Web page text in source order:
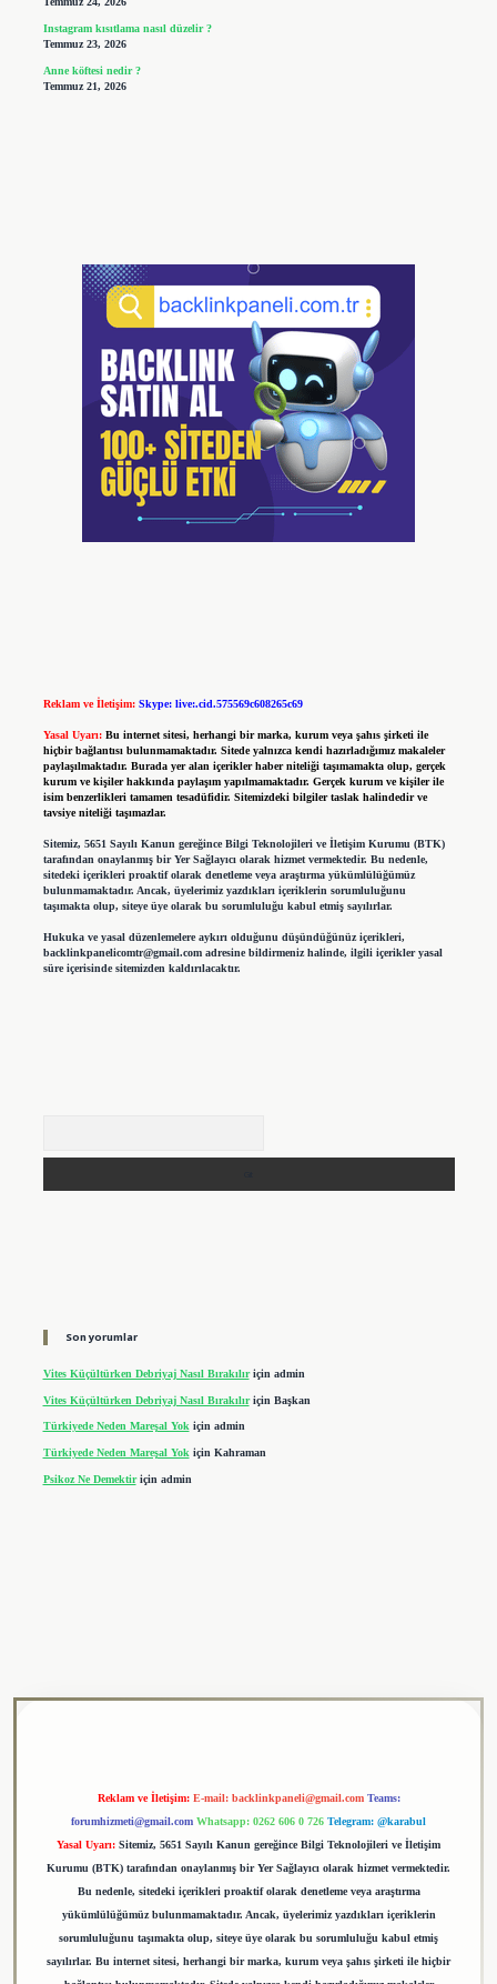
Instagram kısıtlama nasıl düzelir ?
Temmuz 23, 2026
Anne köftesi nedir ?
Temmuz 21, 2026
Reklam ve İletişim: Skype: live:.cid.575569c608265c69
Yasal Uyarı: Bu internet sitesi, herhangi bir marka, kurum veya şahıs şirketi ile
hiçbir bağlantısı bulunmamaktadır. Sitede yalnızca kendi hazırladığımız makaleler
paylaşılmaktadır. Burada yer alan içerikler haber niteliği taşımamakta olup, gerçek
kurum ve kişiler hakkında paylaşım yapılmamaktadır. Gerçek kurum ve kişiler ile
isim benzerlikleri tamamen tesadüfidir. Sitemizdeki bilgiler taslak halindedir ve
tavsiye niteliği taşımazlar.
Sitemiz, 5651 Sayılı Kanun gereğince Bilgi Teknolojileri ve İletişim Kurumu (BTK)
tarafından onaylanmış bir Yer Sağlayıcı olarak hizmet vermektedir. Bu nedenle,
sitedeki içerikleri proaktif olarak denetleme veya araştırma yükümlülüğümüz
bulunmamaktadır. Ancak, üyelerimiz yazdıkları içeriklerin sorumluluğunu
taşımakta olup, siteye üye olarak bu sorumluluğu kabul etmiş sayılırlar.
Hukuka ve yasal düzenlemelere aykırı olduğunu düşündüğünüz içerikleri,
backlinkpanelicomtr@gmail.comadresine bildirmeniz halinde, ilgili içerikler yasal
süre içerisinde sitemizden kaldırılacaktır.
Son yorumlar
Vites Küçültürken Debriyaj Nasıl Bırakılıriçin admin
Vites Küçültürken Debriyaj Nasıl Bırakılıriçin Başkan
Türkiyede Neden Mareşal Yokiçin admin
Türkiyede Neden Mareşal Yok için Kahraman
Psikoz Ne Demektiriçin admin
Reklam ve İletişim: E-mail: backlinkpaneli@gmail.com Teams:
forumhizmeti@gmail.com Whatsapp: 0262 606 0 726 Telegram: @karabul
Yasal Uyarı: Sitemiz, 5651 Sayılı Kanun gereğince Bilgi Teknolojileri ve İletişim
Kurumu (BTK) tarafından onaylanmış bir Yer Sağlayıcı olarak hizmet vermektedir.
Bu nedenle, sitedeki içerikleri proaktif olarak denetleme veya araştırma
yükümlülüğümüz bulunmamaktadır. Ancak, üyelerimiz yazdıkları içeriklerin
sorumluluğunu taşımakta olup, siteye üye olarak bu sorumluluğu kabul etmiş
sayılırlar. Bu internet sitesi, herhangi bir marka, kurum veya şahıs şirketi ile hiçbir